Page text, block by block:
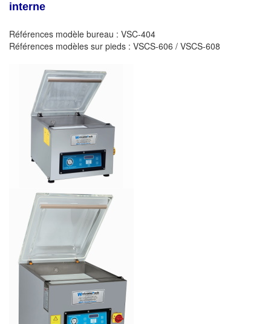
interne
Références modèle bureau : VSC-404
Références modèles sur pieds : VSCS-606 / VSCS-608